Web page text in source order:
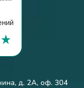
д. 2А, оф. 304